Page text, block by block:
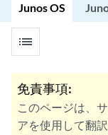
Junos OS
list
免責事項:
このページは、
アを使用して翻